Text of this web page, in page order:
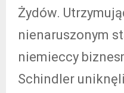
Żydów.
nienaruszonym
niemieccy
Schindler